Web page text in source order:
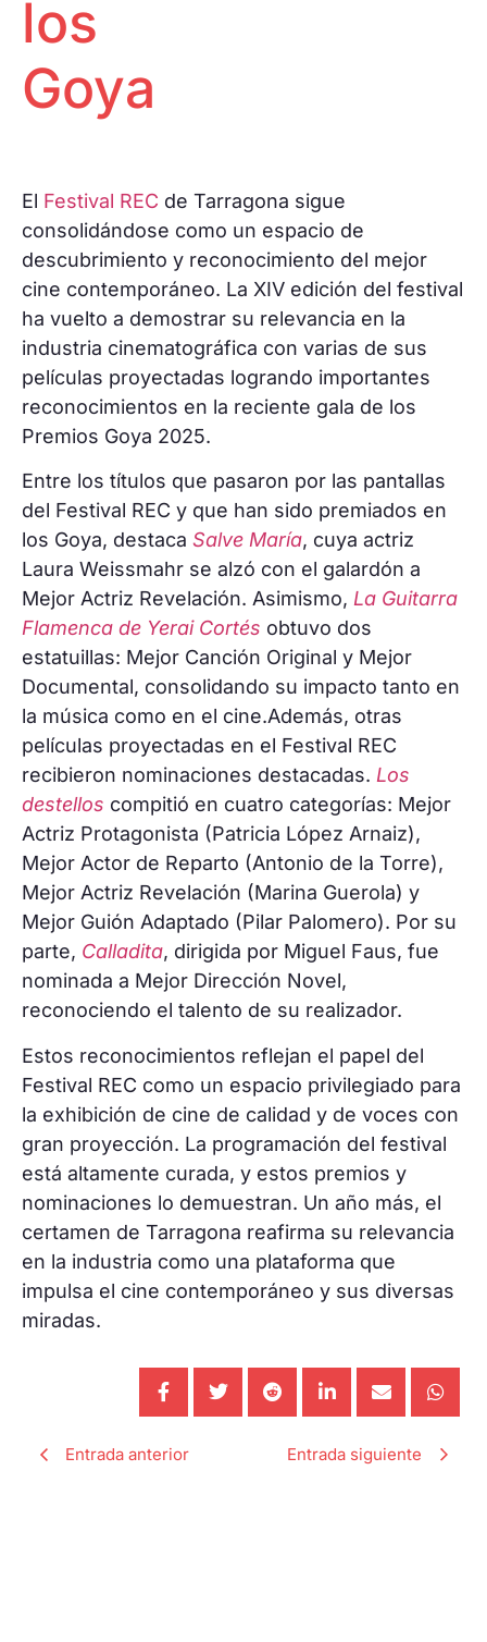
Huella ecológica
Especiales
Tarraco
Talento Local
One to one
RECLab 10!
@panoramica
los
Goya
El Festival REC de Tarragona sigue
consolidándose como un espacio de
descubrimiento y reconocimiento del mejor
cine contemporáneo. La XIV edición del festival
ha vuelto a demostrar su relevancia en la
industria cinematográfica con varias de sus
películas proyectadas logrando importantes
reconocimientos en la reciente gala de los
Premios Goya 2025.
Entre los títulos que pasaron por las pantallas
del Festival REC y que han sido premiados en
los Goya, destaca Salve María, cuya actriz
Laura Weissmahr se alzó con el galardón a
Mejor Actriz Revelación. Asimismo, La Guitarra
Flamenca de Yerai Cortés obtuvo dos
estatuillas: Mejor Canción Original y Mejor
Documental, consolidando su impacto tanto en
la música como en el cine.Además, otras
películas proyectadas en el Festival REC
recibieron nominaciones destacadas. Los
destellos compitió en cuatro categorías: Mejor
Actriz Protagonista (Patricia López Arnaiz),
Mejor Actor de Reparto (Antonio de la Torre),
Mejor Actriz Revelación (Marina Guerola) y
Mejor Guión Adaptado (Pilar Palomero). Por su
parte, Calladita, dirigida por Miguel Faus, fue
nominada a Mejor Dirección Novel,
reconociendo el talento de su realizador.
Estos reconocimientos reflejan el papel del
Festival REC como un espacio privilegiado para
la exhibición de cine de calidad y de voces con
gran proyección. La programación del festival
está altamente curada, y estos premios y
nominaciones lo demuestran. Un año más, el
certamen de Tarragona reafirma su relevancia
en la industria como una plataforma que
impulsa el cine contemporáneo y sus diversas
miradas.
Entrada anterior Entrada siguiente